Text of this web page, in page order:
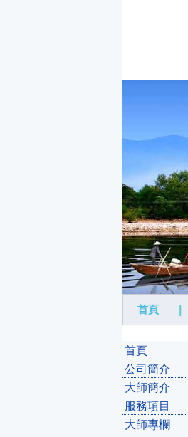
首頁
首頁
公司簡介
大師簡介
服務項目
大師專欄